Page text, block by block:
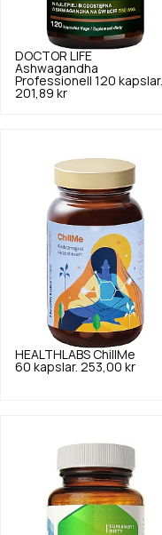
DOCTOR LIFE
Ashwagandha
Professionell 120 kapslar.
201,89 kr
HEALTHLABS ChillMe
60 kapslar. 253,00 kr